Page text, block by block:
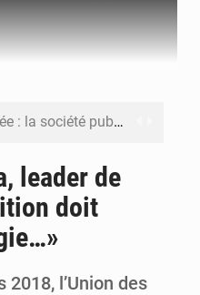
Guinée : la société publique Nimba Mining Company signe sa première convention minière
Forces Vives en Guinée : la coalition critique la gestion de Mamadi Doumbouya
leader de
doit
l’Union des